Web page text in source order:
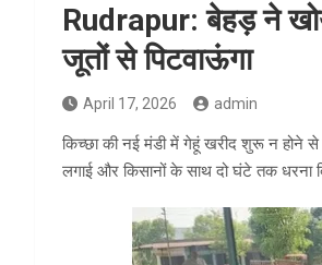
Rudrapur: बेहड़ ने
जूतों से पिटवाऊंगा
April 17, 2026 admin
किच्छा की नई मंडी में गेहूं खरीद शुरू न होने
लगाई और किसानों के साथ दो घंटे तक धरना